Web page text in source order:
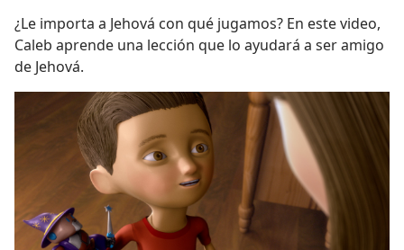
¿Le importa a Jehová con qué jugamos? En este video,
Caleb aprende una lección que lo ayudará a ser amigo
de Jehová.